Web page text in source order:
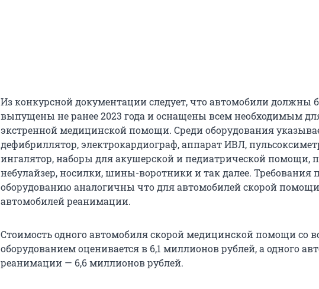
Из конкурсной документации следует, что автомобили должны
выпущены не ранее 2023 года и оснащены всем необходимым
экстренной медицинской помощи. Среди оборудования
дефибриллятор, электрокардиограф, аппарат ИВЛ,
ингалятор, наборы для акушерской и педиатрической помощи,
небулайзер, носилки, шины-воротники и так далее. Требования
оборудованию аналогичны что для автомобилей скорой
автомобилей реанимации.
Стоимость одного автомобиля скорой медицинской помощи со
оборудованием оценивается в 6,1 миллионов рублей, а одного
реанимации — 6,6 миллионов рублей.